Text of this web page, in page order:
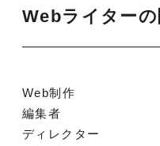
Webライターの
Web制作
編集者
ディレクター